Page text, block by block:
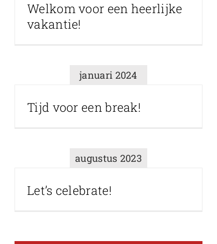
Welkom voor een heerlijke
vakantie!
januari 2024
Tijd voor een break!
augustus 2023
Let’s celebrate!